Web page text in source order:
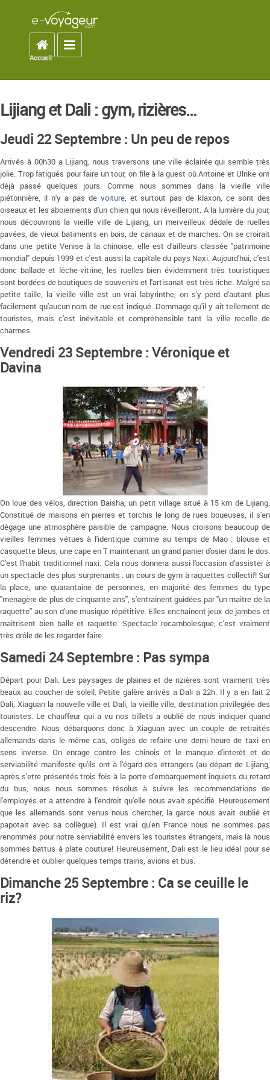
Accueil
Toggle navigation
Accueil
Lijiang et Dali : gym, rizières...
Jeudi 22 Septembre : Un peu de repos
Arrivés à 00h30 a Lijiang, nous traversons une ville éclairée qui semble très
jolie. Trop fatigués pour faire un tour, on file à la guest où Antoine et Ulrike ont
déjà passé quelques jours. Comme nous sommes dans la vieille ville
piétonnière, il n'y a pas de voiture, et surtout pas de klaxon, ce sont des
oiseaux et les aboiements d'un chien qui nous réveilleront. A la lumière du jour,
nous découvrons la vieille ville de Lijiang, un merveilleux dédale de ruelles
pavées, de vieux batiments en bois, de canaux et de marches. On se croirait
dans une petite Venise à la chinoise; elle est d'ailleurs classée "patrimoine
mondial" depuis 1999 et c'est aussi la capitale du pays Naxi. Aujourd'hui, c'est
donc ballade et léche-vitrine, les ruelles bien évidemment très touristiques
sont bordées de boutiques de souvenirs et l'artisanat est très riche. Malgré sa
petite taille, la vieille ville est un vrai labyrinthe, on s'y perd d'autant plus
facilement qu'aucun nom de rue est indiqué. Dommage qu'il y ait tellement de
touristes, mais c'est inévitable et compréhensible tant la ville recelle de
charmes.
Vendredi 23 Septembre : Véronique et
Davina
On loue des vélos, direction Baisha, un petit village situé à 15 km de Lijiang.
Constitué de maisons en pierres et torchis le long de rues boueuses, il s'en
dégage une atmosphère paisible de campagne. Nous croisons beaucoup de
vieilles femmes vétues à l'identique comme au temps de Mao : blouse et
casquette bleus, une cape en T maintenant un grand panier d'osier dans le dos.
C'est l'habit traditionnel naxi. Cela nous donnera aussi l'occasion d'assister à
un spectacle des plus surprenants : un cours de gym à raquettes collectif! Sur
la place, une quarantaine de personnes, en majorité des femmes du type
"menagère de plus de cinquante ans", s'entrainent guidées par "un maitre de la
raquette" au son d'une musique répétitive. Elles enchainent jeux de jambes et
maitrisent bien balle et raquette. Spectacle rocambolesque, c'est vraiment
très drôle de les regarder faire.
Samedi 24 Septembre : Pas sympa
Départ pour Dali. Les paysages de plaines et de rizières sont vraiment très
beaux au coucher de soleil. Petite galère arrivés a Dali a 22h. Il y a en fait 2
Dali, Xiaguan la nouvelle ville et Dali, la vieille ville, destination privilegiée des
touristes. Le chauffeur qui a vu nos billets a oublié de nous indiquer quand
descendre. Nous débarquons donc à Xiaguan avec un couple de retraités
allemands dans le même cas, obligés de refaire une demi heure de taxi en
sens inverse. On enrage contre les chinois et le manque d'interèt et de
serviabilité manifeste qu'ils ont à l'égard des étrangers (au départ de Lijiang,
après s'etre présentés trois fois à la porte d'embarquement inquiets du retard
du bus, nous nous sommes résolus à suivre les recommendations de
l'employés et a attendre à l'endroit qu'elle nous avait spécifié. Heureusement
que les allemands sont venus nous chercher, la garce nous avait oublié et
papotait avec sa collègue). Il est vrai qu'en France nous ne sommes pas
renommés pour notre serviabilité envers les touristes étrangers, mais là nous
sommes battus à plate couture! Heureusement, Dali est le lieu idéal pour se
détendre et oublier quelques temps trains, avions et bus.
Dimanche 25 Septembre : Ca se ceuille le
riz?